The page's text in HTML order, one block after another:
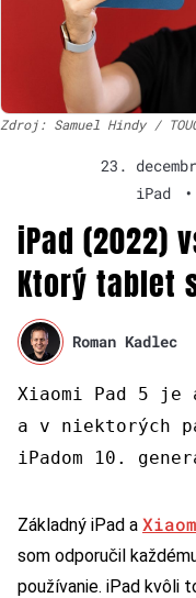
Zdroj: Samuel Hindy /
23.
iPad
•
iPad (2022)
Ktorý tablet
Roman Kadlec
Xiaomi Pad 5
a v niektorých
iPadom 10.
Základný iPad a
som odporučil
používanie. iPad kvôli